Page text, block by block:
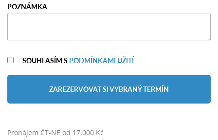
POZNÁMKA
SOUHLASÍM S PODMÍNKAMI UŽITÍ
ZAREZERVOVAT SI VYBRANÝ TERMÍN
Pronájem ČT-NE od 17.000 Kč